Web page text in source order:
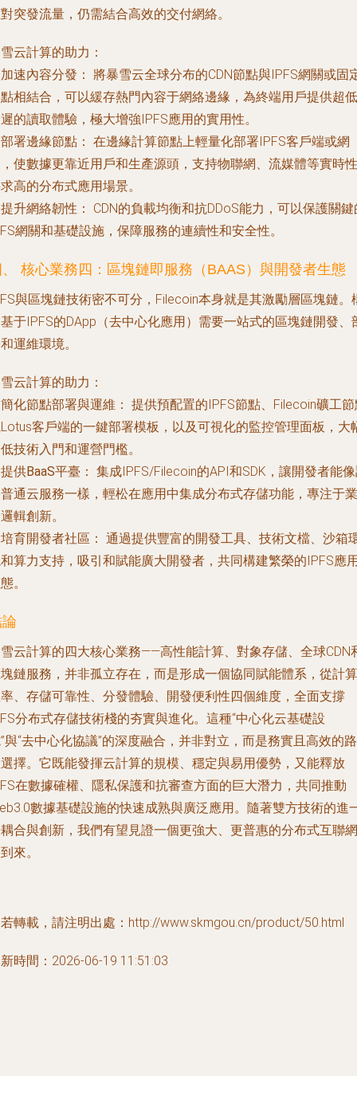
突發流量，仍需結合高效的交付網絡。
云計算的助力：
加速內容分發：
將暴雪云全球分布的CDN節點與IPFS網關或固
相結合，可以緩存熱門內容于網絡邊緣，為終端用戶提供超低
的讀取體驗，極大增強IPFS應用的實用性。
部署邊緣節點： 在邊緣計算節點上輕量化部署IPFS客戶端或網
使數據更靠近用戶和生產源頭，支持物聯網、流媒體等實時性
高的分布式應用場景。
提升網絡韌性：
CDN的負載均衡和抗DDoS能力，可以保護關鍵
網關和基礎設施，保障服務的連續性和安全性。
核心業務四：區塊鏈即服務（BAAS）與開發者生態
與區塊鏈技術密不可分，Filecoin本身就是其激勵層區塊鏈。
于IPFS的DApp（去中心化應用）需要一站式的區塊鏈開發、
運維環境。
云計算的助力：
簡化節點部署與運維： 提供預配置的IPFS節點、Filecoin礦工
客戶端的一鍵部署模板，以及可視化的監控管理面板，大
技術入門和運營門檻。
提供BaaS平臺： 集成IPFS/Filecoin的API和SDK，讓開發者能
通云服務一樣，輕松在應用中集成分布式存儲功能，專注于業
輯創新。
培育開發者社區： 通過提供豐富的開發工具、技術文檔、沙箱
算力支持，吸引和賦能廣大開發者，共同構建繁榮的IPFS應
。
云計算的四大核心業務——高性能計算、對象存儲、全球CDN
鏈服務，并非孤立存在，而是形成一個協同賦能體系，從計算
、存儲可靠性、分發體驗、開發便利性四個維度，全面支撐
分布式存儲技術棧的夯實與進化。這種“中心化云基礎設
與“去中心化協議”的深度融合，并非對立，而是務實且高效的路
擇。它既能發揮云計算的規模、穩定與易用優勢，又能釋放
在數據確權、隱私保護和抗審查方面的巨大潛力，共同推動
數據基礎設施的快速成熟與廣泛應用。隨著雙方技術的進
合與創新，我們有望見證一個更強大、更普惠的分布式互聯網
來。
轉載，請注明出處：http://www.skmgou.cn/product/50.html
時間：2026-06-19 11:51:03